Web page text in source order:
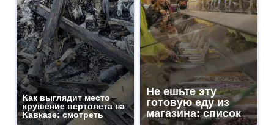
Как выглядит место
крушение вертолета на
Кавказе: смотреть
Не ешьте эту
готовую еду из
магазина: список